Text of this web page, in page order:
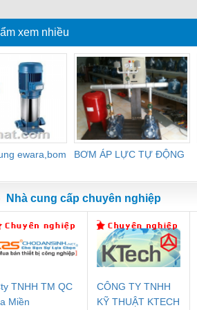
xem nhiều
ewara,bom
BƠM ÁP LỰC TỰ ĐỘNG
An Toàn
Contact
Rơ Le An Toàn
Phoenix Contact
Nhà cung cấp chuyên nghiệp
TNHH TM QC
Miền
CÔNG TY TNHH
KỸ THUẬT KTECH